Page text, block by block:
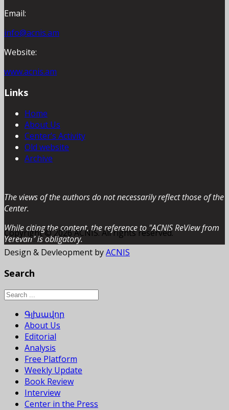
Email:
info@acnis.am
Website:
www.acnis.am
Links
Home
About Us
Center’s Activity
Old website
Archive
The views of the authors do not necessarily reflect those of the
Center.
While citing the content, the reference to "ACNIS ReView from
Yerevan” is obligatory.
Copyright © 2026 ACNIS. All rights reserved.
Design & Devleopment byACNIS
Search
Գլխավոր
About Us
Editorial
Analysis
Free Platform
Weekly Update
Book Review
Interview
Center in the Press